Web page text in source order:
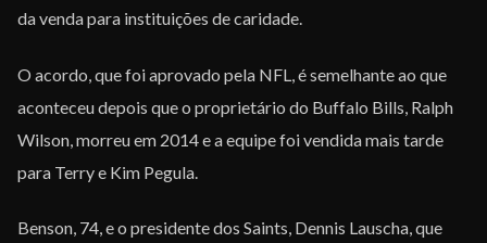
da venda para instituições de caridade.
O acordo, que foi aprovado pela NFL, é semelhante ao que
aconteceu depois que o proprietário do Buffalo Bills, Ralph
Wilson, morreu em 2014 e a equipe foi vendida mais tarde
para Terry e Kim Pegula.
Benson, 74, e o presidente dos Saints, Dennis Lauscha, que